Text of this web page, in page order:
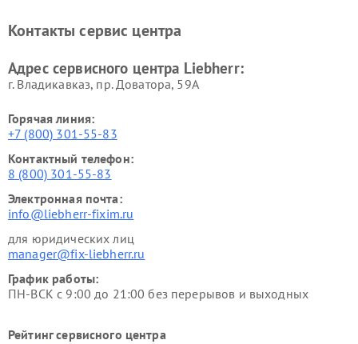
Контакты сервис центра
Адрес сервисного центра Liebherr:
г. Владикавказ, пр. Доватора, 59А
Горячая линия:
+7 (800) 301-55-83
Контактный телефон:
8 (800) 301-55-83
Электронная почта:
info@liebherr-fixim.ru
для юридических лиц
manager@fix-liebherr.ru
График работы:
ПН-ВСК с 9:00 до 21:00 без перерывов и выходных
Рейтинг сервисного центра